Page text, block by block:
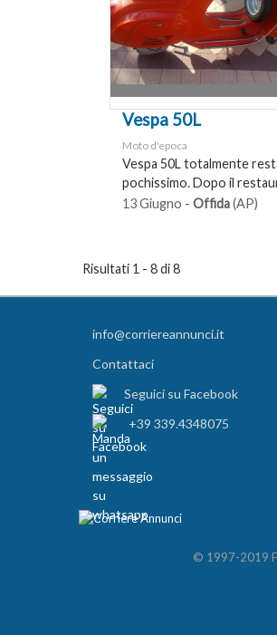
Vespa 50L
Moto d'epoca
Vespa 50L totalmente
pochissimo. Dopo il
13 Giugno - Offida(AP)
Risultati 1 - 8 di 8
info@corriereannunci.it
Contattaci
Seguici su Facebook
+39 339.4348075
© 1997-2019